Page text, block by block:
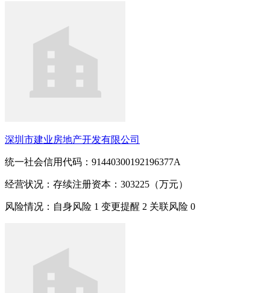
深圳市建业房地产开发有限公司
统一社会信用代码：91440300192196377A
经营状况：存续注册资本：303225（万元）
风险情况：自身风险 1 变更提醒 2 关联风险 0